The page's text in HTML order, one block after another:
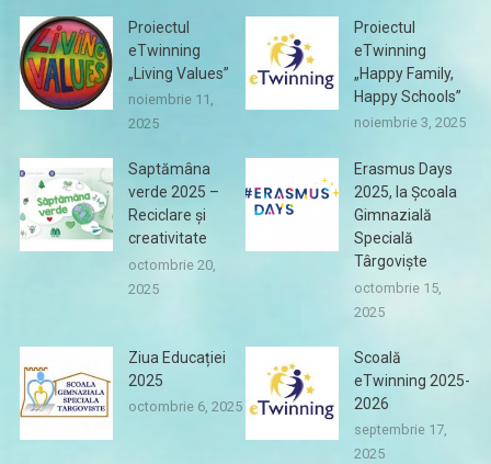
Proiectul
eTwinning
„Living Values”
noiembrie 11,
2025
Proiectul
eTwinning
„Happy Family,
Happy Schools”
noiembrie 3, 2025
Saptămâna
verde 2025 –
Reciclare și
creativitate
octombrie 20,
2025
Erasmus Days
2025, la Școala
Gimnazială
Specială
Târgoviște
octombrie 15,
2025
Ziua Educației
2025
octombrie 6, 2025
Scoală
eTwinning 2025-
2026
septembrie 17,
2025